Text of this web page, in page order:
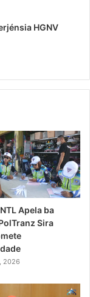
HGNV
Apela ba
Sira
2026